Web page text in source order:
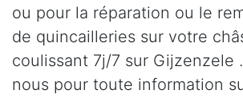
ou pour la réparation ou le
de quincailleries sur votre
coulissant 7j/7 sur Gijzenzele
nous pour toute information